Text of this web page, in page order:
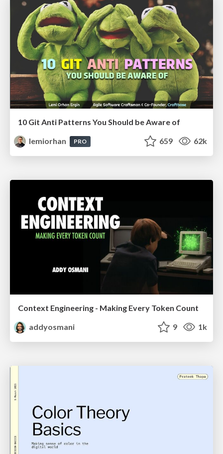
10 Git Anti Patterns You Should be Aware of
lemiorhan
PRO 659 62k
Context Engineering - Making Every Token Count
addyosmani
9 1k